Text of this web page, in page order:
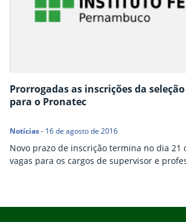
Prorrogadas as inscrições da
para o Pronatec
Notícias- 16 de agosto de 2016
Novo prazo de inscrição termina no dia 21
vagas para os cargos de supervisor e